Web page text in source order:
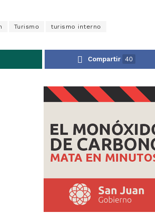
Turismo turismo interno
Compartir 40